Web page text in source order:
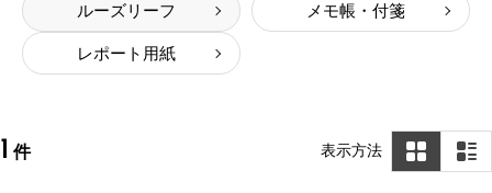
ルーズリーフ メモ帳・付箋
レポート用紙
1 件 表示方法